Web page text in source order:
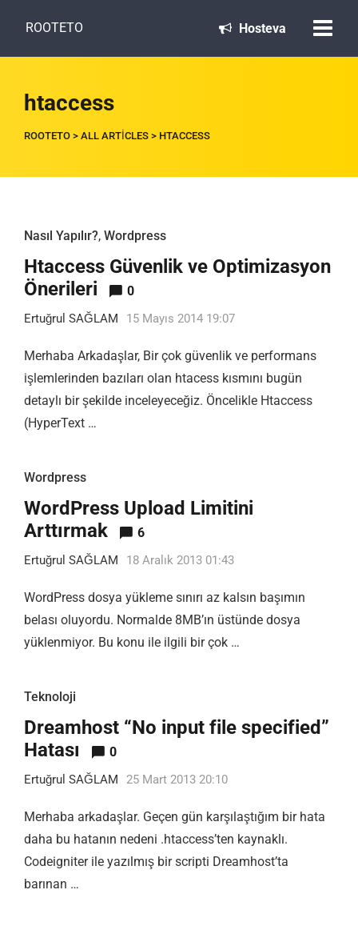
ROOTETO Hosteva
htaccess
ROOTETO > ALL ARTICLES > HTACCESS
Nasıl Yapılır?, Wordpress
Htaccess Güvenlik ve Optimizasyon
Önerileri
0
Ertuğrul SAĞLAM 15 Mayıs 2014 19:07
Merhaba Arkadaşlar, Bir çok güvenlik ve performans
işlemlerinden bazıları olan htacess kısmını bugün
detaylı bir şekilde inceleyeceğiz. Öncelikle Htaccess
(HyperText …
Wordpress
WordPress Upload Limitini
Arttırmak
6
Ertuğrul SAĞLAM 18 Aralık 2013 01:43
WordPress dosya yükleme sınırı az kalsın başımın
belası oluyordu. Normalde 8MB’ın üstünde dosya
yüklenmiyor. Bu konu ile ilgili bir çok …
Teknoloji
Dreamhost “No input file specified”
Hatası
0
Ertuğrul SAĞLAM 25 Mart 2013 20:10
Merhaba arkadaşlar. Geçen gün karşılaştığım bir hata
daha bu hatanın nedeni .htaccess’ten kaynaklı.
Codeigniter ile yazılmış bir scripti Dreamhost’ta
barınan …